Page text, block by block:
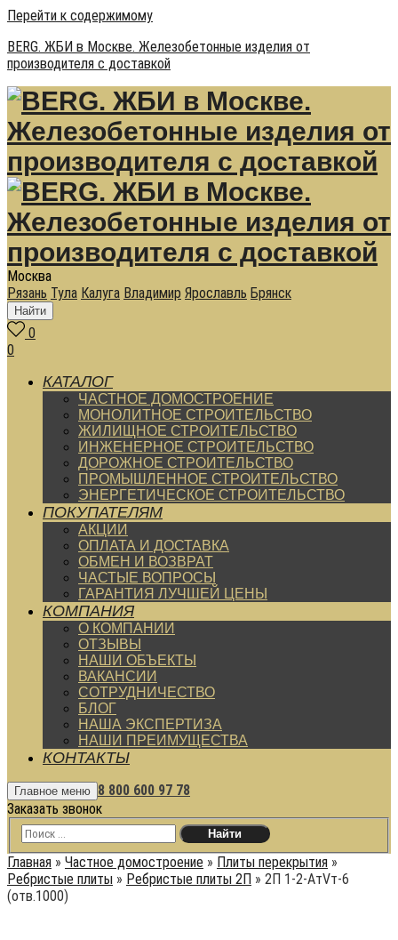
Перейти к содержимому
BERG. ЖБИ в Москве. Железобетонные изделия от
производителя с доставкой
Москва
Рязань Тула Калуга Владимир Ярославль Брянск
Найти
0
0
КАТАЛОГ
ЧАСТНОЕ ДОМОСТРОЕНИЕ
МОНОЛИТНОЕ СТРОИТЕЛЬСТВО
ЖИЛИЩНОЕ СТРОИТЕЛЬСТВО
ИНЖЕНЕРНОЕ СТРОИТЕЛЬСТВО
ДОРОЖНОЕ СТРОИТЕЛЬСТВО
ПРОМЫШЛЕННОЕ СТРОИТЕЛЬСТВО
ЭНЕРГЕТИЧЕСКОЕ СТРОИТЕЛЬСТВО
ПОКУПАТЕЛЯМ
АКЦИИ
ОПЛАТА И ДОСТАВКА
ОБМЕН И ВОЗВРАТ
ЧАСТЫЕ ВОПРОСЫ
ГАРАНТИЯ ЛУЧШЕЙ ЦЕНЫ
КОМПАНИЯ
О КОМПАНИИ
ОТЗЫВЫ
НАШИ ОБЪЕКТЫ
ВАКАНСИИ
СОТРУДНИЧЕСТВО
БЛОГ
НАША ЭКСПЕРТИЗА
НАШИ ПРЕИМУЩЕСТВА
КОНТАКТЫ
Главное меню 8 800 600 97 78
Заказать звонок
Главная » Частное домостроение » Плиты перекрытия »
Ребристые плиты » Ребристые плиты 2П » 2П 1-2-АтVт-6
(отв.1000)